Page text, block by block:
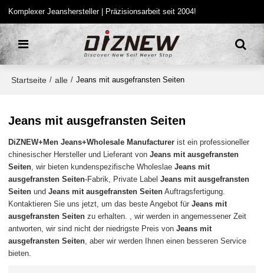
Komplexer Jeanshersteller | Präzisionsarbeit seit 2004!
Startseite / alle / Jeans mit ausgefransten Seiten
Jeans mit ausgefransten Seiten
DiZNEW+Men Jeans+Wholesale Manufacturer ist ein professioneller
chinesischer Hersteller und Lieferant vonJeans mit ausgefransten
Seiten, wir bieten kundenspezifische WholeslaeJeans mit
ausgefransten Seiten-Fabrik, Private LabelJeans mit ausgefransten
Seiten undJeans mit ausgefransten Seiten Auftragsfertigung.
Kontaktieren Sie uns jetzt, um das beste Angebot fürJeans mit
ausgefransten Seiten zu erhalten. , wir werden in angemessener Zeit
antworten, wir sind nicht der niedrigste Preis vonJeans mit
ausgefransten Seiten, aber wir werden Ihnen einen besseren Service
bieten.